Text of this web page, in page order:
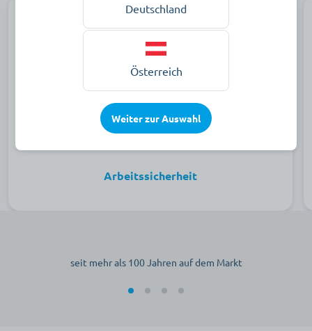
Arbeitssicherheit
seit mehr als 100 Jahren auf dem Markt
Deutschland
Österreich
Weiter zur Auswahl